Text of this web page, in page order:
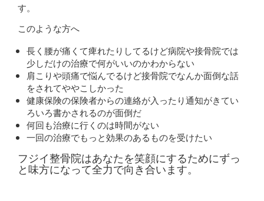
す。
このような方へ
長く腰が痛くて痺れたりしてるけど病院や接骨院では
少しだけの治療で何がいいのかわからない
肩こりや頭痛で悩んでるけど接骨院でなんか面倒な話
をされてややこしかった
健康保険の保険者からの連絡が入ったり通知がきてい
ろいろ書かされるのが面倒だ
何回も治療に行くのは時間がない
一回の治療でもっと効果のあるものを受けたい
フジイ整骨院はあなたを笑顔にするためにずっ
と味方になって全力で向き合います。